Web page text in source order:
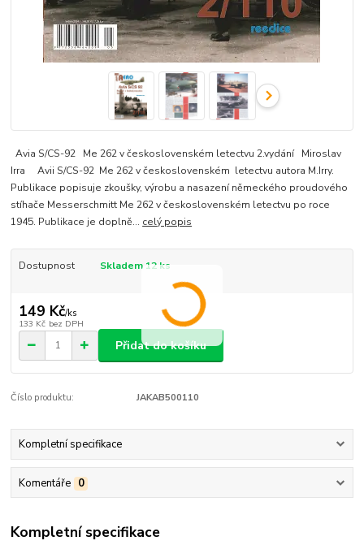
Avia S/CS-92 Me 262 v československém letectvu 2.vydání Miroslav
Irra Avii S/CS-92 Me 262 v československém letectvu autora M.Irry.
Publikace popisuje zkoušky, výrobu a nasazení německého proudového
stíhače Messerschmitt Me 262 v československém letectvu po roce
1945. Publikace je doplně... celý popis
Dostupnost Skladem 12 ks
149 Kč/ks
133 Kč bez DPH
Přidat do košíku
Číslo produktu: JAKAB500110
Kompletní specifikace
Komentáře 0
Kompletní specifikace